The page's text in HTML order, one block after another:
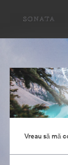
Vreau să mă